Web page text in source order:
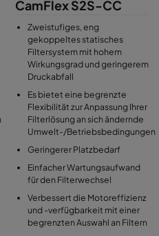
und Endfilter zum Schutz der
CamFlex S2S-CC
Zweistufiges, eng
gekoppeltes statisches
Filtersystem mit hohem
Wirkungsgrad und geringerem
Druckabfall
Es bietet eine begrenzte
Flexibilität zur Anpassung Ihrer
Filterlösung an sich ändernde
Umwelt-/Betriebsbedingungen
Geringerer Platzbedarf
Einfacher Wartungsaufwand
für den Filterwechsel
Verbessert die Motoreffizienz
und -verfügbarkeit mit einer
begrenzten Auswahl an Filtern